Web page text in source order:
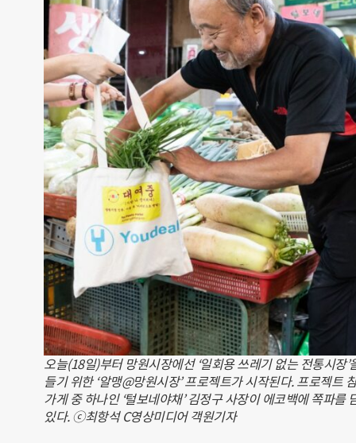
오늘(18일)부터 망원시장에선 ‘일회용 쓰레기 없는 전통시장’
들기 위한 ‘알맹@망원시장’ 프로젝트가 시작된다. 프로젝트
가게 중 하나인 ‘털보네야채’ 김정구 사장이 에코백에 쪽파를
있다. ⓒ최항석 C영상미디어 객원기자